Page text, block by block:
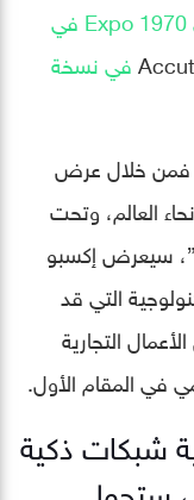
في Expo 1970 في
في نسخة
التقليد، فمن خلال عرض
العالم، وتحت
سيعرض إكسبو
التي قد
التجارية
في المقام الأول.
شبكات ذكية